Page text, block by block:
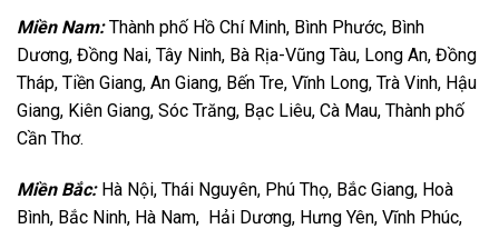
Miền Nam:Thành phố Hồ Chí Minh, Bình Phước, Bình
Dương, Đồng Nai, Tây Ninh, Bà Rịa-Vũng Tàu, Long An, Đồng
Tháp, Tiền Giang, An Giang, Bến Tre, Vĩnh Long, Trà Vinh, Hậu
Giang, Kiên Giang, Sóc Trăng, Bạc Liêu, Cà Mau, Thành phố
Cần Thơ.
Miền Bắc: Hà Nội, Thái Nguyên, Phú Thọ, Bắc Giang, Hoà
Bình, Bắc Ninh, Hà Nam, Hải Dương, Hưng Yên, Vĩnh Phúc,